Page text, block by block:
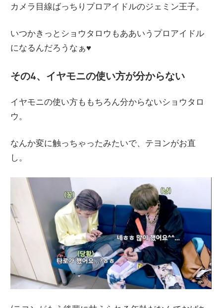
カメラ目線ばっちりプロアイドルのジェミン王子。
いつかきっとショウタロウもああいうプロアイドル
になるんだろうなぁ♥
その4、イヤモニの使い方が分からない
イヤモニの使い方ももちろん分からないショウタロ
ウ。
なんか変に触っちゃったみたいで、テヨンがお直
し。